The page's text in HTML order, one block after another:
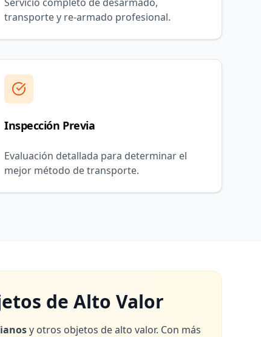
transporte y re-armado profesional.
Inspección Previa
Evaluación detallada para determinar el
mejor método de transporte.
de Alto Valor
y otros objetos de alto valor. Con más